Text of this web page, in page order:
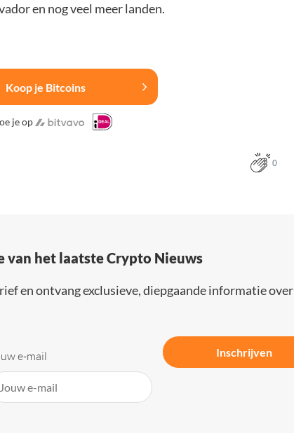
en nog veel meer landen.
Koop je Bitcoins
je op
0
van het laatste Crypto Nieuws
en ontvang exclusieve, diepgaande informatie over
e-mail Inschrijven